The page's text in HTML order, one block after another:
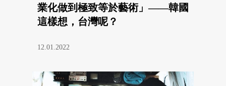
業化做到極致等於藝術」——韓國
這樣想，台灣呢？
12.01.2022